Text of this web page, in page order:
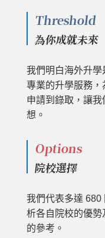
Threshold
為你成就未來
我們明白海外升
專業的升學服務
申請到錄取，讓
想。
Options
院校選擇
我們代表多達 680
析各自院校的優
的參考。